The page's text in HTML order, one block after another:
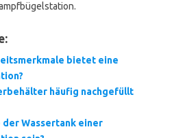
bietet eine
häufig nachgefüllt
Wassertank einer